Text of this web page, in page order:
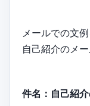
メールでの文
自己紹介のメー
件名：自己紹